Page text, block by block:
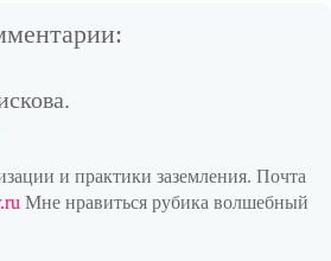
и практики заземления. Почта
Мне нравиться рубика волшебный